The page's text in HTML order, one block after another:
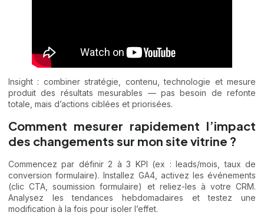
Insight : combiner stratégie, contenu, technologie et mesure
produit des résultats mesurables — pas besoin de refonte
totale, mais d’actions ciblées et priorisées.
Comment mesurer rapidement l’impact
des changements sur mon site vitrine ?
Commencez par définir 2 à 3 KPI (ex : leads/mois, taux de
conversion formulaire). Installez GA4, activez les événements
(clic CTA, soumission formulaire) et reliez-les à votre CRM.
Analysez les tendances hebdomadaires et testez une
modification à la fois pour isoler l’effet.